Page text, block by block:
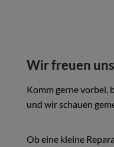
Wir freuen
Komm gerne vorbei,
und wir schauen
Ob eine kleine